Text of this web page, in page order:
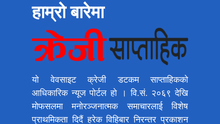
हाम्रो बारेमा
यो वेवसाइट क्रेजी डटकम साप्ताहिकको
आधिकारिक न्यूज पोर्टल हो । वि.सं. २०६९ देखि
मोफसलमा मनोरञ्जनात्मक समाचारलाई विशेष
प्राथमिकता दिदैं हरेक विहिबार निरन्तर प्रकाशन